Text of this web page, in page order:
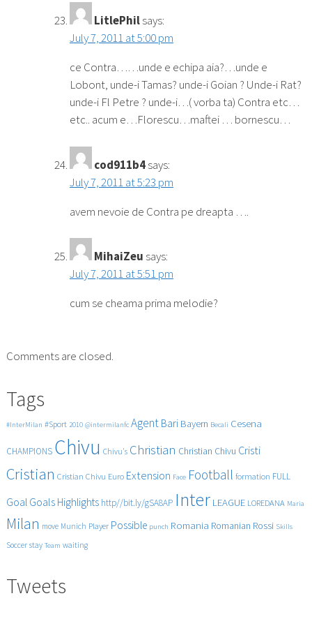
LitlePhilsays:
July 7, 2011 at 5:00 pm
ce Contra……unde e echipa aia?…unde e
Lobont, unde-i Tamas? unde-i Goian ? Unde-i Rat?
unde-i Fl Petre ? unde-i…( vorba ta) Contra etc…
etc.. acum e…Florescu…maftei … bornescu…
cod911b4says:
July 7, 2011 at 5:23 pm
avem nevoie de Contra pe dreapta ….
MihaiZeu says:
July 7, 2011 at 5:51 pm
cum se cheama prima melodie?
Comments are closed.
Tags
#InterMilan #Sport 2010 @intermilanfc Agent Bari Bayern Becali Cesena
CHAMPIONS Chivu Chivu's Christian Christian Chivu Cristi
Cristian Cristian Chivu Euro Extension Face Football formation FULL
Goal Goals Highlights http//bit.ly/gSA8AP Inter LEAGUE LOREDANA Maria
Milan move Munich Player Possible punch Romania Romanian Rossi Skills
Soccer stay Team waiting
Tweets